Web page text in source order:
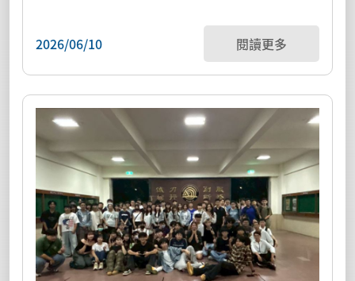
2026/06/10 閱讀更多